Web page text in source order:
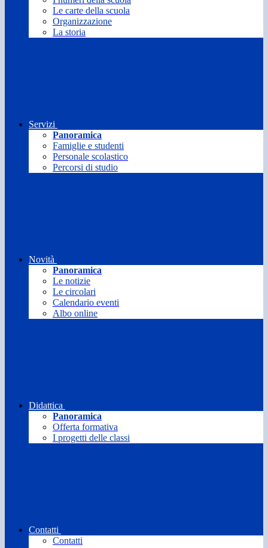
Le carte della scuola
Organizzazione
La storia
Servizi
Panoramica
Famiglie e studenti
Personale scolastico
Percorsi di studio
Novità
Panoramica
Le notizie
Le circolari
Calendario eventi
Albo online
Didattica
Panoramica
Offerta formativa
I progetti delle classi
Contatti
Contatti